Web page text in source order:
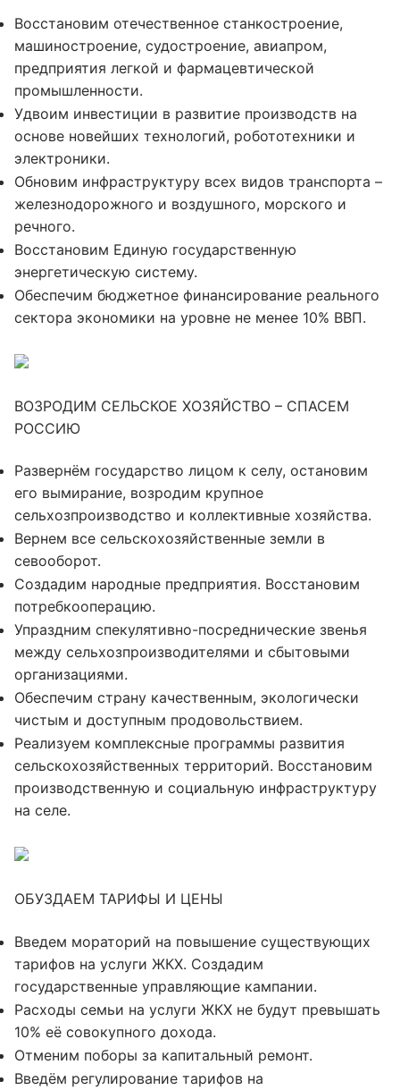
Восстановим отечественное станкостроение,
машиностроение, судостроение, авиапром,
предприятия легкой и фармацевтической
промышленности.
Удвоим инвестиции в развитие производств на
основе новейших технологий, робототехники и
электроники.
Обновим инфраструктуру всех видов транспорта –
железнодорожного и воздушного, морского и
речного.
Восстановим Единую государственную
энергетическую систему.
Обеспечим бюджетное финансирование реального
сектора экономики на уровне не менее 10% ВВП.
ВОЗРОДИМ СЕЛЬСКОЕ ХОЗЯЙСТВО – СПАСЕМ
РОССИЮ
Развернём государство лицом к селу, остановим
его вымирание, возродим крупное
сельхозпроизводство и коллективные хозяйства.
Вернем все сельскохозяйственные земли в
севооборот.
Создадим народные предприятия. Восстановим
потребкооперацию.
Упраздним спекулятивно-посреднические звенья
между сельхозпроизводителями и сбытовыми
организациями.
Обеспечим страну качественным, экологически
чистым и доступным продовольствием.
Реализуем комплексные программы развития
сельскохозяйственных территорий. Восстановим
производственную и социальную инфраструктуру
на селе.
ОБУЗДАЕМ ТАРИФЫ И ЦЕНЫ
Введем мораторий на повышение существующих
тарифов на услуги ЖКХ. Создадим
государственные управляющие кампании.
Расходы семьи на услуги ЖКХ не будут превышать
10% её совокупного дохода.
Отменим поборы за капитальный ремонт.
Введём регулирование тарифов на